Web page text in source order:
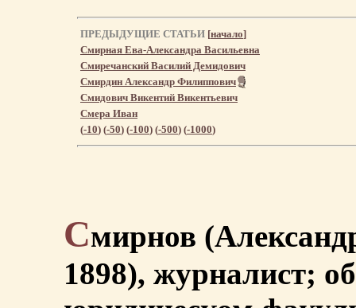
ПРЕДЫДУЩИЕ СТАТЬИ [начало]
Смирная Ева-Александра Васильевна
Смиречанский Василий Демидович
Смирдин Александр Филиппович
Смидович Викентий Викентьевич
Смера Иван
(-10) (-50) (-100) (-500) (-1000)
Смирнов
1898), журналист;